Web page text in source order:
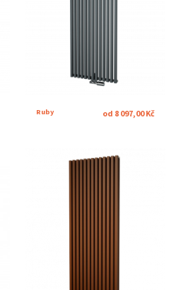
Ruby od 8 097,00 Kč